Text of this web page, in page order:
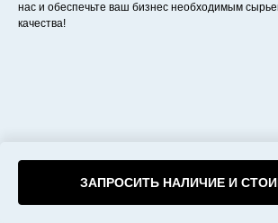
ЗАПРОСИТЬ НАЛИЧИЕ И
нас и обеспечьте ваш бизнес необходимым
качества!